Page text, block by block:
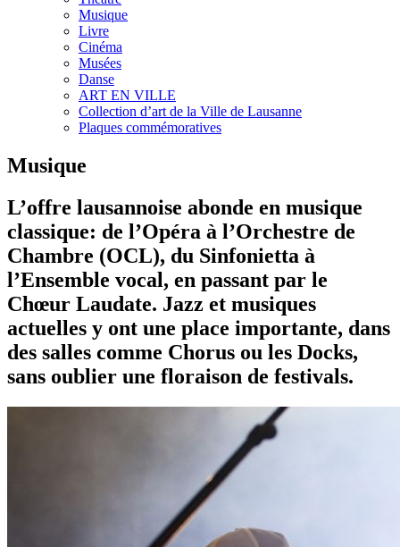
Musique
Livre
Cinéma
Musées
Danse
ART EN VILLE
Collection d’art de la Ville de Lausanne
Plaques commémoratives
Musique
L’offre lausannoise abonde en musique
classique: de l’Opéra à l’Orchestre de
Chambre (OCL), du Sinfonietta à
l’Ensemble vocal, en passant par le
Chœur Laudate. Jazz et musiques
actuelles y ont une place importante, dans
des salles comme Chorus ou les Docks,
sans oublier une floraison de festivals.